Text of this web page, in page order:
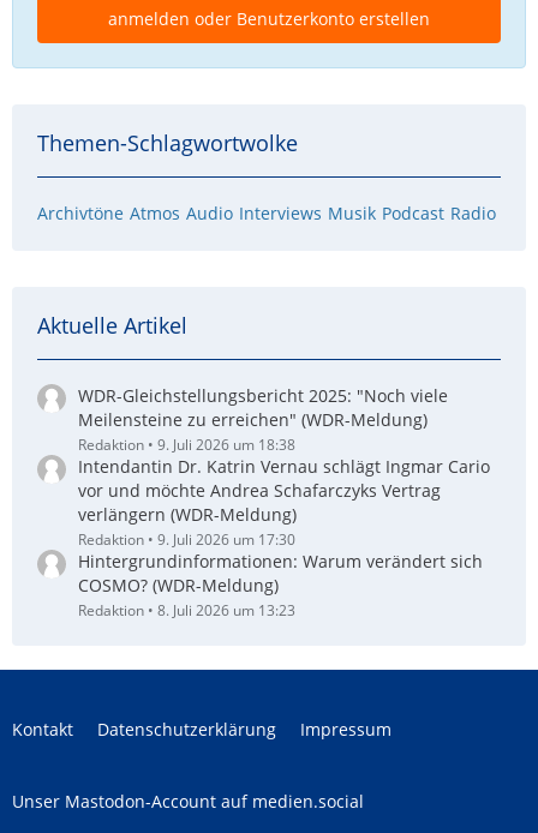
anmelden oder Benutzerkonto erstellen
Themen-Schlagwortwolke
Archivtöne Atmos Audio Interviews Musik Podcast Radio
Aktuelle Artikel
WDR-Gleichstellungsbericht 2025: "Noch viele
Meilensteine zu erreichen" (WDR-Meldung)
Redaktion 9. Juli 2026 um 18:38
Intendantin Dr. Katrin Vernau schlägt Ingmar Cario
vor und möchte Andrea Schafarczyks Vertrag
verlängern (WDR-Meldung)
Redaktion 9. Juli 2026 um 17:30
Hintergrundinformationen: Warum verändert sich
COSMO? (WDR-Meldung)
Redaktion 8. Juli 2026 um 13:23
Kontakt Datenschutzerklärung Impressum
Unser Mastodon-Account auf medien.social